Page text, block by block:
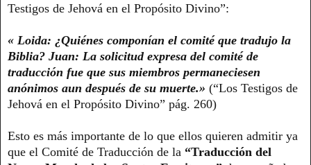
Testigos de Jehová en el Propósito Divino”:
« Loida: ¿Quiénes componían el comité que tradujo la
Biblia? Juan: La solicitud expresa del comité de
traducción fue que sus miembros permaneciesen
anónimos aun después de su muerte.» (“Los Testigos de
Jehová en el Propósito Divino” pág. 260)
Esto es más importante de lo que ellos quieren admitir ya
que el Comité de Traducción de la “Traducción del